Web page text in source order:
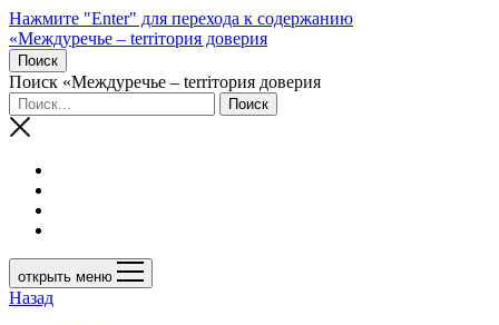
Нажмите "Enter" для перехода к содержанию
«Междуречье – terriтория доверия
Поиск
Поиск «Междуречье – terriтория доверия
открыть меню
Назад